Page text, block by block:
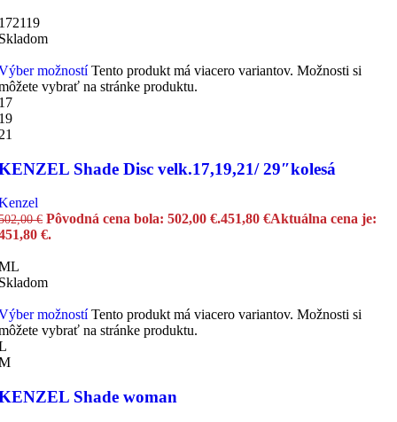
2119
možností Tento produkt má viacero variantov. Možnosti si
vybrať na stránke produktu.
Shade Disc velk.17,19,21/ 29″kolesá
€ Pôvodná cena bola: 502,00 €.451,80 €Aktuálna cena je:
€.
L
možností Tento produkt má viacero variantov. Možnosti si
vybrať na stránke produktu.
Shade woman